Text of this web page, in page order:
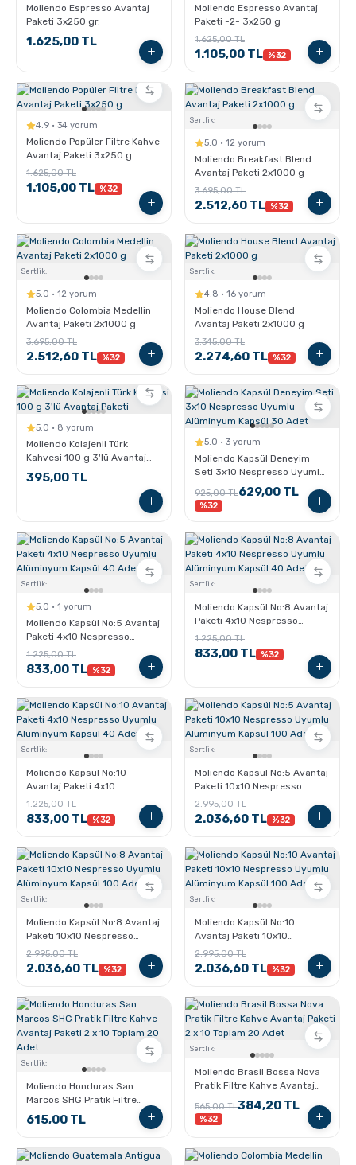
Öğütülmüş Kahve
Soğuk Kahve
Sporcu Kahveleri
Termoslar
Moliendo Espresso Avantaj
Paketi 3x250 gr.
1.625,00 TL
Moliendo Espresso Avantaj
Paketi -2- 3x250 g
1.625,00 TL
1.105,00 TL %32
4.9 · 34 yorum
Moliendo Popüler Filtre Kahve
Avantaj Paketi 3x250 g
1.625,00 TL
1.105,00 TL %32
Sertlik:
5.0 · 12 yorum
Moliendo Breakfast Blend
Avantaj Paketi 2x1000 g
3.695,00 TL
2.512,60 TL %32
Sertlik:
5.0 · 12 yorum
Moliendo Colombia Medellin
Avantaj Paketi 2x1000 g
3.695,00 TL
2.512,60 TL %32
Sertlik:
4.8 · 16 yorum
Moliendo House Blend
Avantaj Paketi 2x1000 g
3.345,00 TL
2.274,60 TL %32
5.0 · 8 yorum
Moliendo Kolajenli Türk
Kahvesi 100 g 3'lü Avantaj
Paketi
395,00 TL
5.0 · 3 yorum
Moliendo Kapsül Deneyim
Seti 3x10 Nespresso Uyumlu
Alüminyum Kapsül 30 Adet
925,00 TL629,00 TL
%32
Sertlik:
5.0 · 1 yorum
Moliendo Kapsül No:5 Avantaj
Paketi 4x10 Nespresso
Uyumlu Alüminyum Kapsül 40
Adet
1.225,00 TL
833,00 TL %32
Sertlik:
Moliendo Kapsül No:8 Avantaj
Paketi 4x10 Nespresso
Uyumlu Alüminyum Kapsül 40
Adet
1.225,00 TL
833,00 TL %32
Sertlik:
Moliendo Kapsül No:10
Avantaj Paketi 4x10
Nespresso Uyumlu
Alüminyum Kapsül 40 Adet
1.225,00 TL
833,00 TL %32
Sertlik:
Moliendo Kapsül No:5 Avantaj
Paketi 10x10 Nespresso
Uyumlu Alüminyum Kapsül
100 Adet
2.995,00 TL
2.036,60 TL %32
Sertlik:
Moliendo Kapsül No:8 Avantaj
Paketi 10x10 Nespresso
Uyumlu Alüminyum Kapsül
100 Adet
2.995,00 TL
2.036,60 TL %32
Sertlik:
Moliendo Kapsül No:10
Avantaj Paketi 10x10
Nespresso Uyumlu
Alüminyum Kapsül 100 Adet
2.995,00 TL
2.036,60 TL %32
Sertlik:
Moliendo Honduras San
Marcos SHG Pratik Filtre
Kahve Avantaj Paketi 2 x 10
Toplam 20 Adet
615,00 TL
Sertlik:
Moliendo Brasil Bossa Nova
Pratik Filtre Kahve Avantaj
Paketi 2 x 10 Toplam 20 Adet
565,00 TL384,20 TL
%32